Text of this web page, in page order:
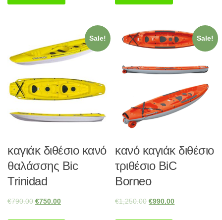
Sale!
καγιάκ διθέσιο κανό
θαλάσσης Bic
Trinidad
€790.00 €750.00
Sale!
κανό καγιάκ διθέσιο
τριθέσιο BiC
Borneo
€1,250.00 €990.00